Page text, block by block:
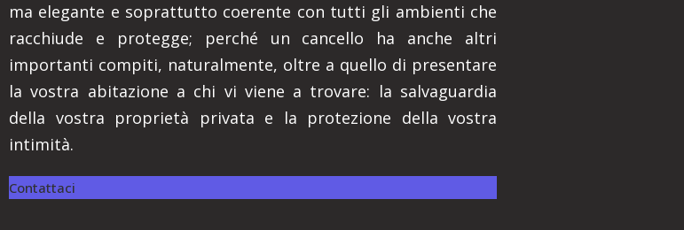
ma elegante e soprattutto coerente con tutti gli ambienti che
racchiude e protegge; perché un cancello ha anche altri
importanti compiti, naturalmente, oltre a quello di presentare
la vostra abitazione a chi vi viene a trovare: la salvaguardia
della vostra proprietà privata e la protezione della vostra
intimità.
Contattaci